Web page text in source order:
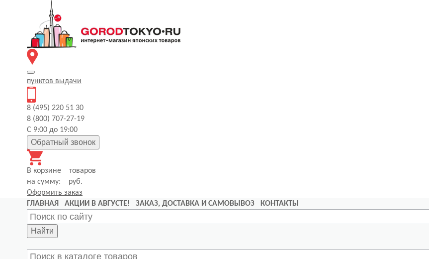
пунктов выдачи
8 (495) 220 51 30
8 (800) 707-27-19
С 9:00 до 19:00
Обратный звонок
В корзине
товаров
на сумму:
руб.
Оформить заказ
ГЛАВНАЯ
АКЦИИ В АВГУСТЕ! ЗАКАЗ, ДОСТАВКА И САМОВЫВОЗ КОНТАКТЫ
Найти